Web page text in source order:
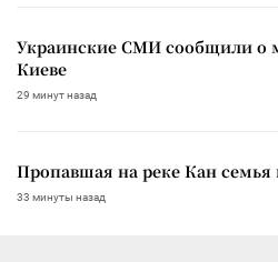
Украинские СМИ сообщили о
Киеве
29 минут назад
Пропавшая на реке Кан
33 минуты назад